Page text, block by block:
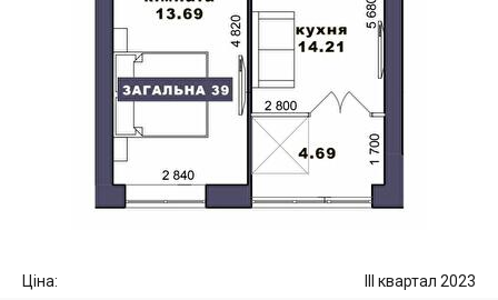
Ціна: III квартал 2023